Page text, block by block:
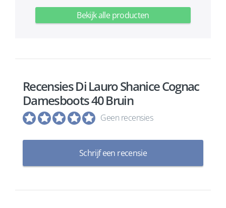
Bekijk alle producten
Recensies Di Lauro Shanice Cognac
Damesboots 40 Bruin
Geen recensies
Schrijf een recensie